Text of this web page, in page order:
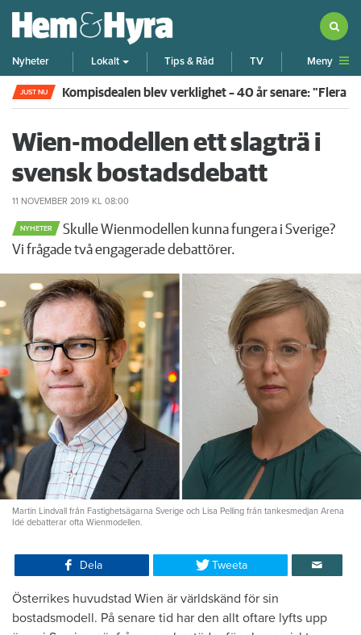
Nyheter Lokalt Tips & Råd TV Meny
JUST NU Kompisdealen blev verklighet – 40 år senare: "Flera
Wien-modellen ett slagträ i
svensk bostadsdebatt
11 NOVEMBER 2019 KL 08:00
NYHETER
Skulle Wienmodellen kunna fungera i Sverige?
Vi frågade två engagerade debattörer.
Martin Lindvall från Fastighetsägarna Sverige och Lisa Pelling från tankesmedjan Arena
Idé debatterar ofta Wienmodellen.
Dela Tweeta
Österrikes huvudstad Wien är världskänd för sin
bostadsmodell. På senare tid har den allt oftare lyfts upp